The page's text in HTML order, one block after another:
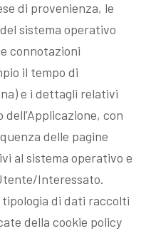
di provenienza, le
sistema operativo
connotazioni
il tempo di
e i dettagli relativi
con
delle pagine
al sistema operativo e
Interessato.
di dati raccolti
della cookie policy